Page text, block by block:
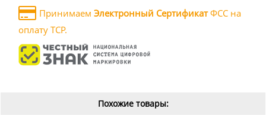
Принимаем Электронный СертификатФСС на
оплату ТСР.
Похожие товары: